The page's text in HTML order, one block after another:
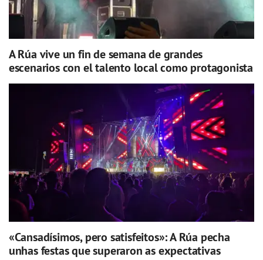
A Rúa vive un fin de semana de grandes
escenarios con el talento local como protagonista
«Cansadísimos, pero satisfeitos»: A Rúa pecha
unhas festas que superaron as expectativas